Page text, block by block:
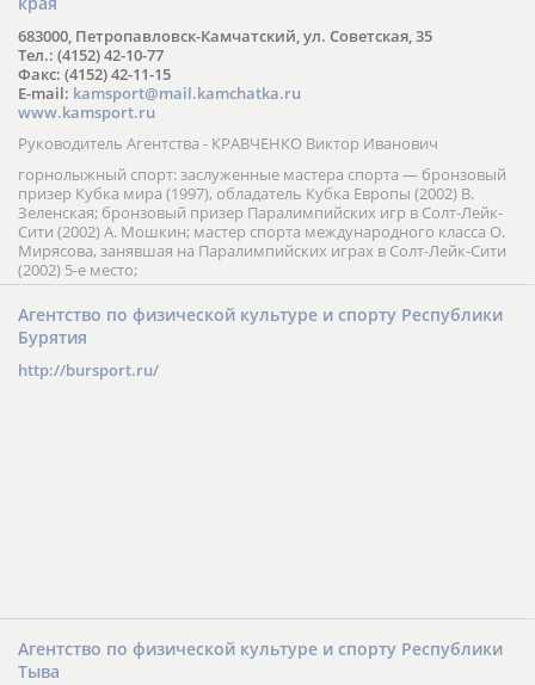
683000, Петропавловск-Камчатский, ул. Советская, 35
Тел.: (4152) 42-10-77
Факс: (4152) 42-11-15
E-mail: kamsport@mail.kamchatka.ru
www.kamsport.ru
Руководитель Агентства - КРАВЧЕНКО Виктор Иванович
горнолыжный спорт: заслуженные мастера спорта — бронзовый
призер Кубка мира (1997), обладатель Кубка Европы (2002) В.
Зеленская; бронзовый призер Паралимпийских игр в Солт-Лейк-
Сити (2002) А. Мошкин; мастер спорта международного класса О.
Мирясова, занявшая на Паралимпийских играх в Солт-Лейк-Сити
(2002) 5-е место;
Агентство по физической культуре и спорту Республики
Бурятия
http://bursport.ru/
Агентство по физической культуре и спорту Республики
Тыва